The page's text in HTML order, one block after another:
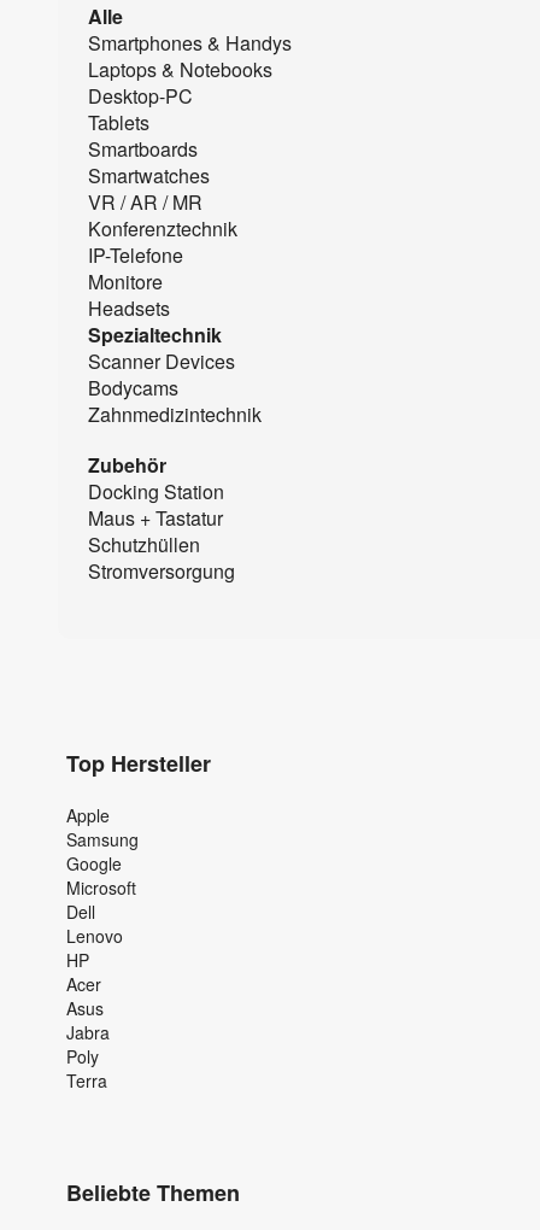
Alle
Smartphones & Handys
Laptops & Notebooks
Desktop-PC
Tablets
Smartboards
Smartwatches
VR / AR / MR
Konferenztechnik
IP-Telefone
Monitore
Headsets
Spezialtechnik
Scanner Devices
Bodycams
Zahnmedizintechnik
Zubehör
Docking Station
Maus + Tastatur
Schutzhüllen
Stromversorgung
Top Hersteller
Apple
Samsung
Google
Microsoft
Dell
Lenovo
HP
Acer
Asus
Jabra
Poly
Terra
Beliebte Themen